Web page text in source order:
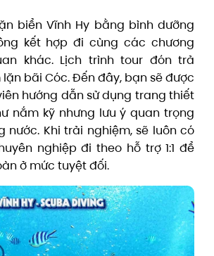
biển Vĩnh Hy bằng bình dưỡng
kết hợp đi cùng các chương
khác. Lịch trình tour đón trả
bãi Cóc. Đến đây, bạn sẽ được
hướng dẫn sử dụng trang thiết
nắm kỹ nhưng lưu ý quan trọng
nước. Khi trải nghiệm, sẽ luôn có
nghiệp đi theo hỗ trợ 1:1 để
ở mức tuyệt đối.